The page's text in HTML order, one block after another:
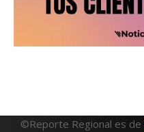
©Reporte Regional es de